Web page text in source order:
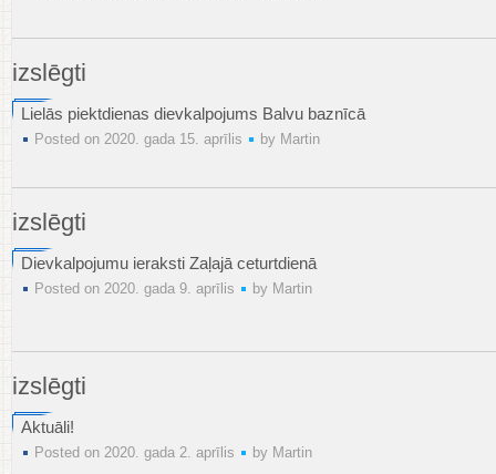
izslēgti
svētku
–
Lieldienu
Lielās piektdienas dievkalpojums Balvu baznīcā
Posted on 2020. gada 15. aprīlis by Martin
izslēgti
dievkalpojums
Balvu
baznīcā
Dievkalpojumu ieraksti Zaļajā ceturtdienā
Posted on 2020. gada 9. aprīlis by Martin
izslēgti
Aktuāli!
Posted on 2020. gada 2. aprīlis by Martin